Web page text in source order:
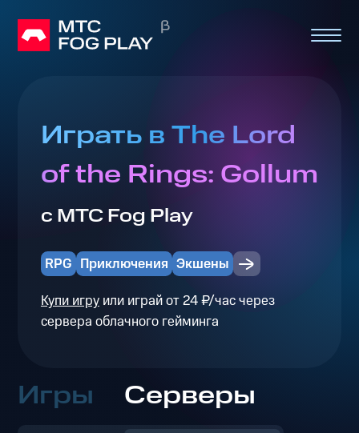
Играть в The Lord
of the Rings: Gollum
с МТС Fog Play
RPG Приключения Экшены
Купи игруили играй от 24 ₽/час через
сервера облачного гейминга
Игры Серверы